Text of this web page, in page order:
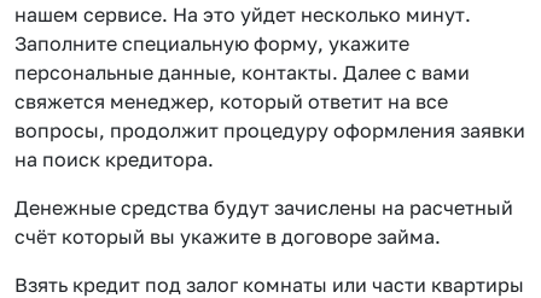
нашем сервисе. На это уйдет несколько минут.
Заполните специальную форму, укажите
персональные данные, контакты. Далее с вами
свяжется менеджер, который ответит на все
вопросы, продолжит процедуру оформления заявки
на поиск кредитора.
Денежные средства будут зачислены на расчетный
счёт который вы укажите в договоре займа.
Взять кредит под залог комнаты или части квартиры